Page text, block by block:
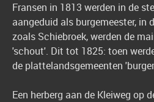
Fransen in 1813 werden in de
aangeduid als burgemeester, in
zoals Schiebroek, werden de
'schout'. Dit tot 1825: toen
de plattelandsgemeenten
Een herberg aan de Kleiweg op